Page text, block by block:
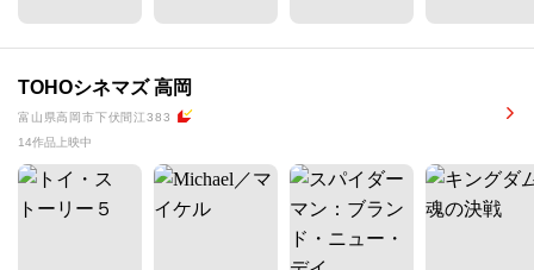
TOHOシネマズ 高岡
富山県高岡市下伏間江383
14作品上映中